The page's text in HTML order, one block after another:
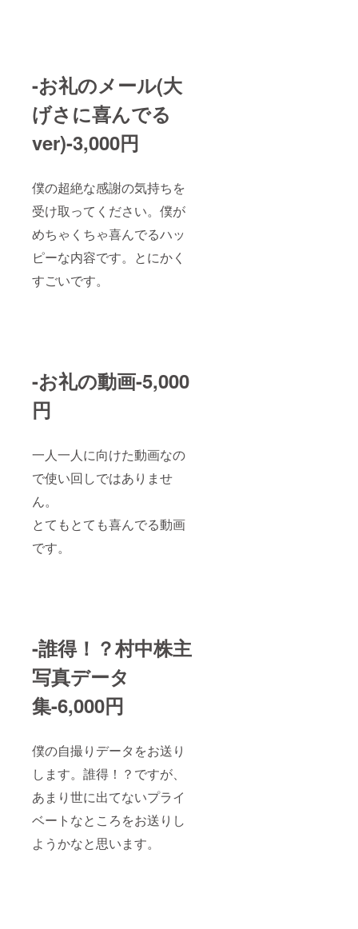
-お礼のメール(大
げさに喜んでる
ver)-3,000円
僕の超絶な感謝の気持ちを
受け取ってください。僕が
めちゃくちゃ喜んでるハッ
ピーな内容です。とにかく
すごいです。
-お礼の動画-5,000
円
一人一人に向けた動画なの
で使い回しではありませ
ん。
とてもとても喜んでる動画
です。
-誰得！？村中株主
写真データ
集-6,000円
僕の自撮りデータをお送り
します。誰得！？ですが、
あまり世に出てないプライ
ベートなところをお送りし
ようかなと思います。